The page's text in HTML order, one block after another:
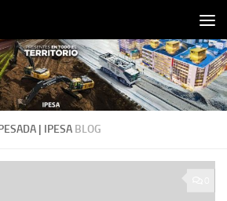
| IPESA BLOG